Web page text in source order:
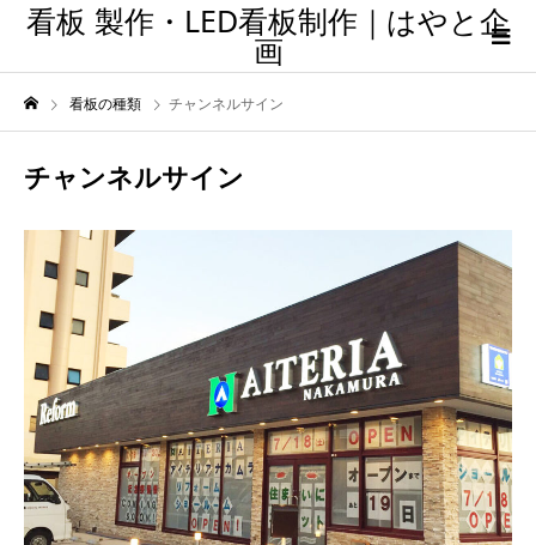
看板 製作・LED看板制作｜はやと企
画
看板の種類 チャンネルサイン
チャンネルサイン